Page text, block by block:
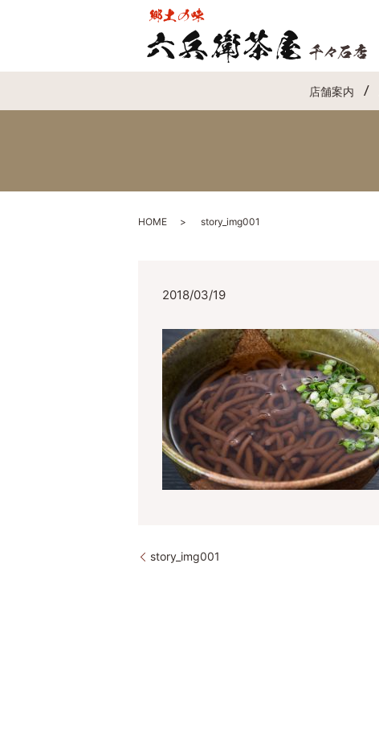
店舗案内
HOME story_img001
2018/03/19
story_img001